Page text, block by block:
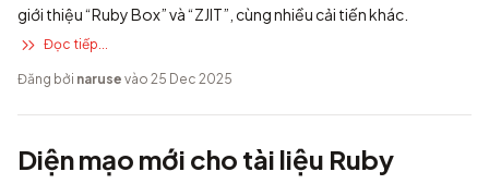
giới thiệu “Ruby Box” và “ZJIT”, cùng nhiều cải tiến khác.
Đọc tiếp...
Đăng bởi naruse vào 25 Dec 2025
Diện mạo mới cho tài liệu Ruby